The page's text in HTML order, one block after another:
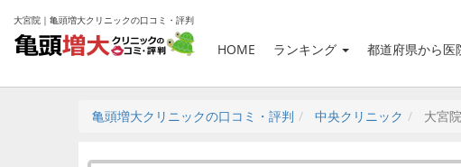
大宮院｜亀頭増大クリニックの口コミ・評判
HOME ランキング 都道府県から医
亀頭増大クリニックの口コミ・評判 中央クリニック 大宮院